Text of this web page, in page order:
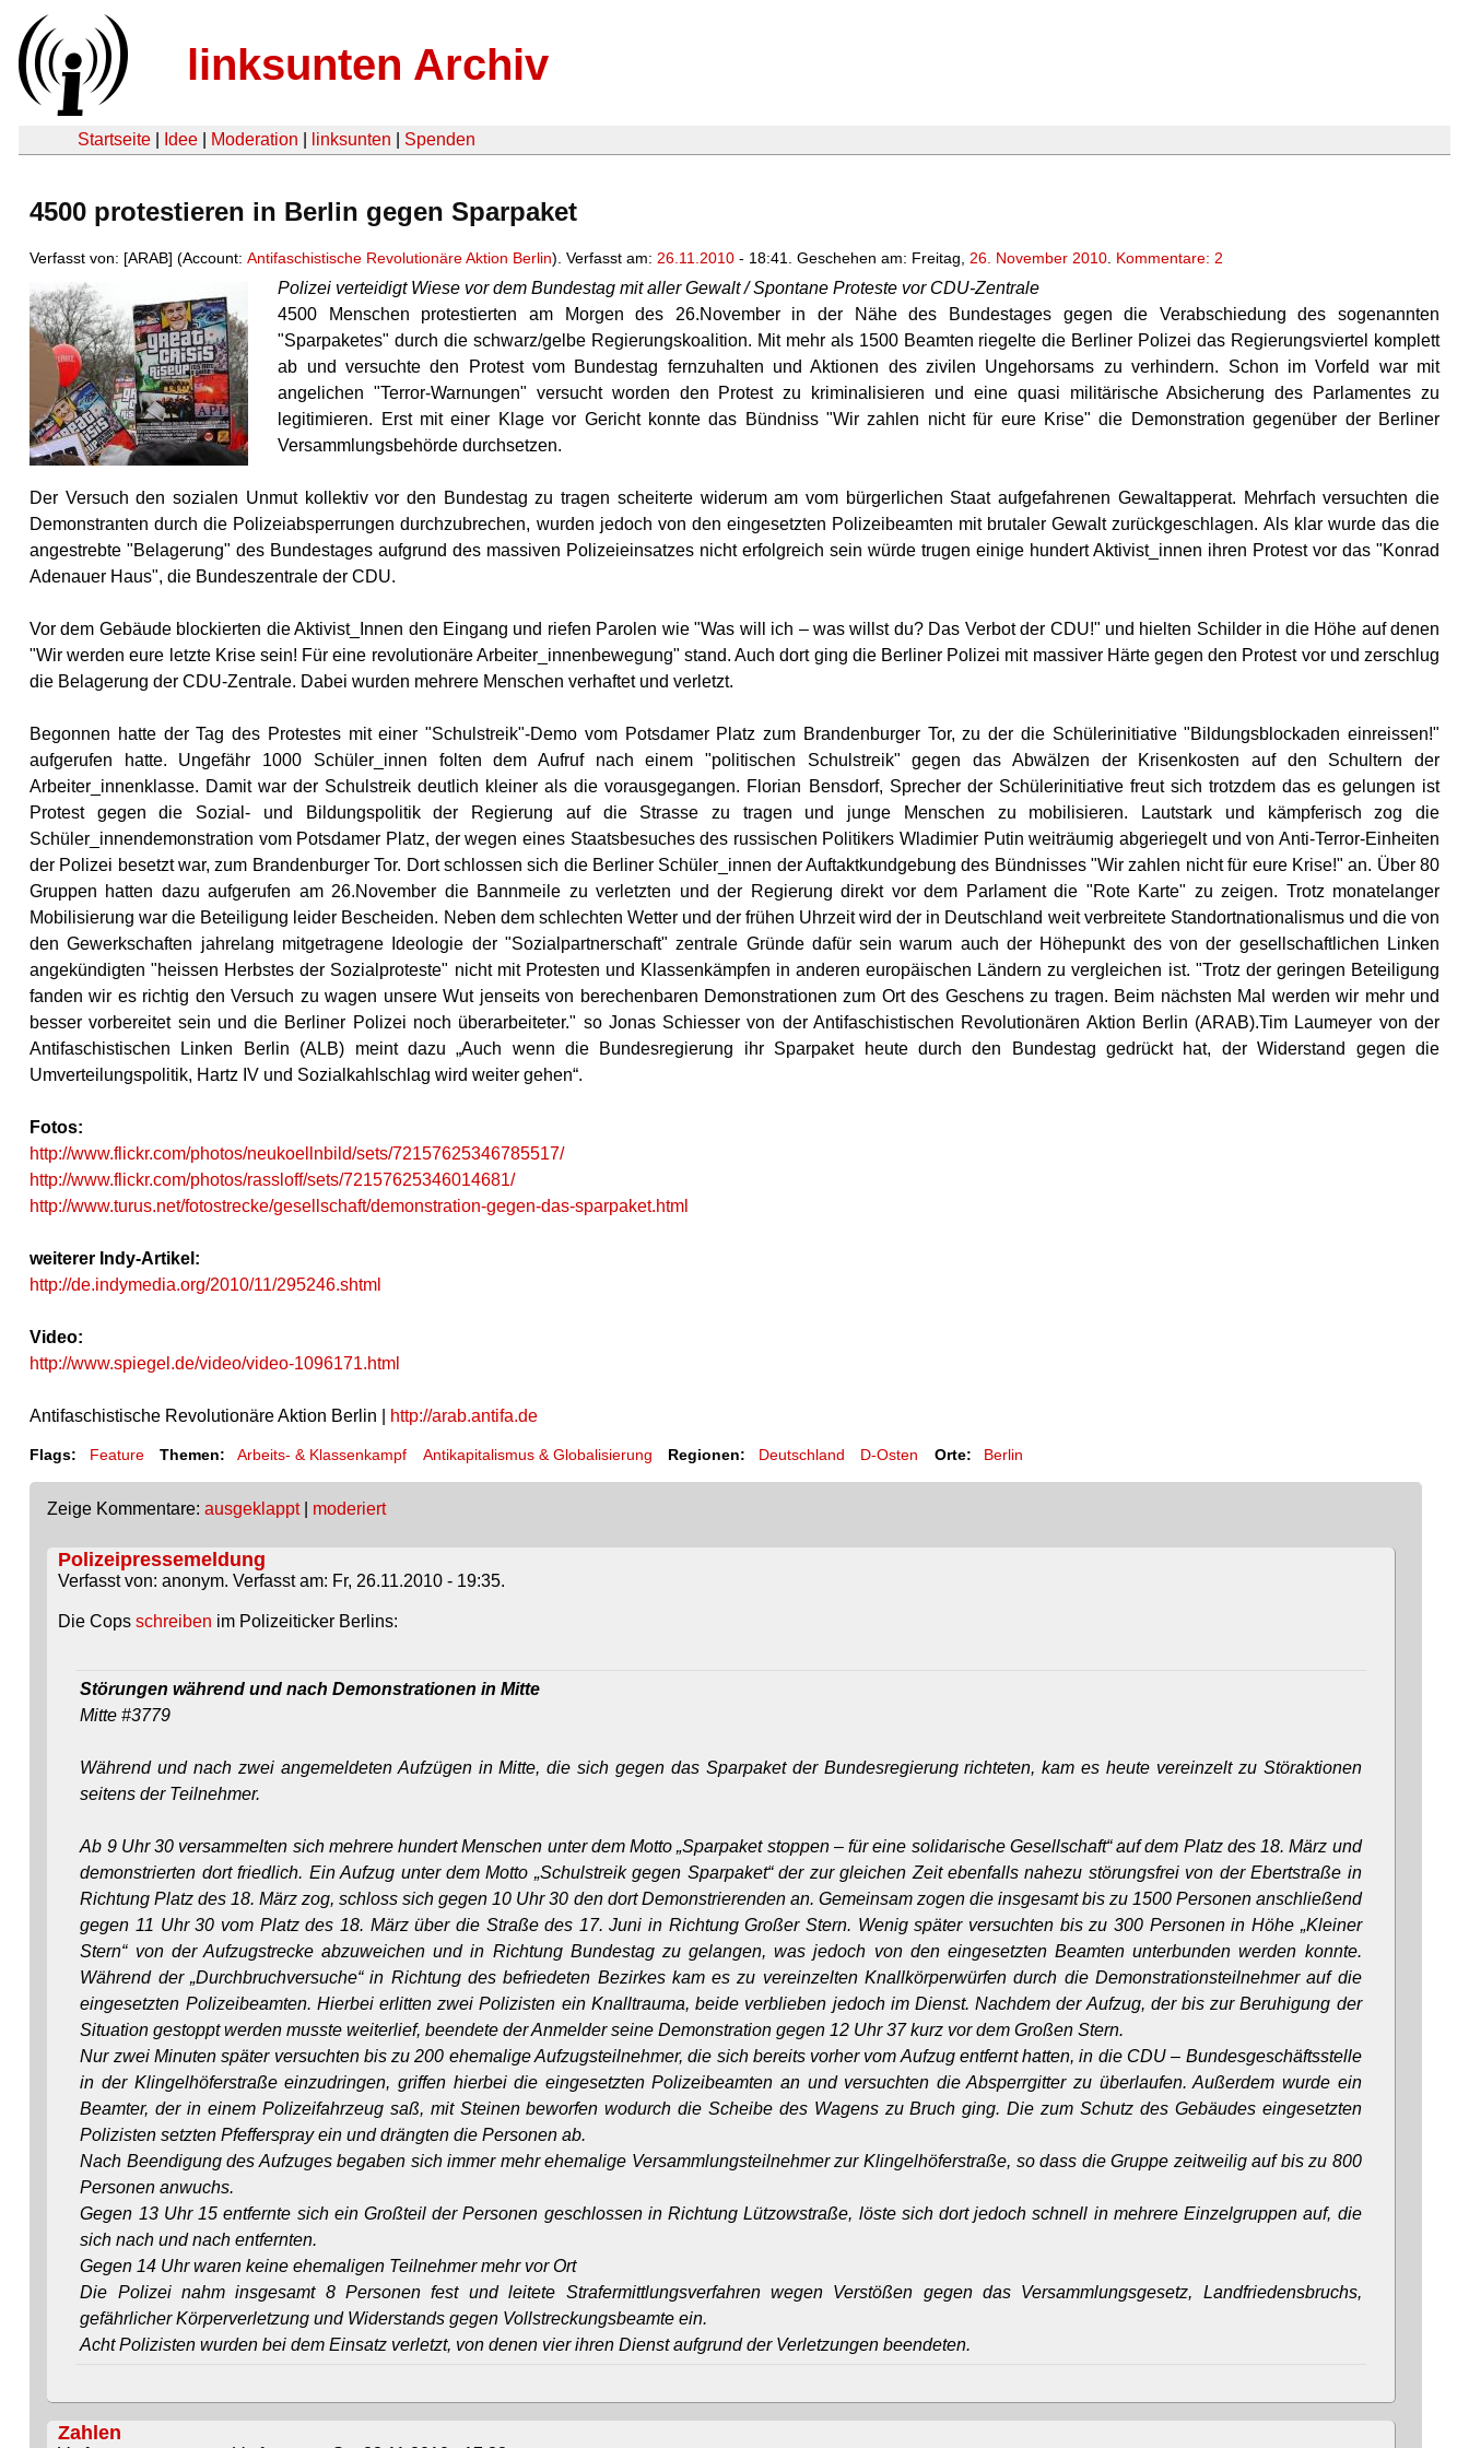
linksunten Archiv
Startseite Idee Moderation linksunten Spenden
4500 protestieren in Berlin gegen Sparpaket
Verfasst von: [ARAB] (Account: Antifaschistische Revolutionäre Aktion Berlin). Verfasst am: 26.11.2010 - 18:41. Geschehen am: Freitag, 26. November 2010 Kommentare: 2
Polizei verteidigt Wiese vor dem Bundestag mit aller Gewalt / Spontane Proteste vor CDU-Zentrale
4500 Menschen protestierten am Morgen des 26.November in der Nähe des Bundestages gegen die Verabschiedung des sogenannten
"Sparpaketes" durch die schwarz/gelbe Regierungskoalition. Mit mehr als 1500 Beamten riegelte die Berliner Polizei das Regierungsviertel komplett
ab und versuchte den Protest vom Bundestag fernzuhalten und Aktionen des zivilen Ungehorsams zu verhindern. Schon im Vorfeld war mit
angelichen "Terror-Warnungen" versucht worden den Protest zu kriminalisieren und eine quasi militärische Absicherung des Parlamentes zu
legitimieren. Erst mit einer Klage vor Gericht konnte das Bündniss "Wir zahlen nicht für eure Krise" die Demonstration gegenüber der Berliner
Versammlungsbehörde durchsetzen.
Der Versuch den sozialen Unmut kollektiv vor den Bundestag zu tragen scheiterte widerum am vom bürgerlichen Staat aufgefahrenen Gewaltapperat. Mehrfach versuchten die
Demonstranten durch die Polizeiabsperrungen durchzubrechen, wurden jedoch von den eingesetzten Polizeibeamten mit brutaler Gewalt zurückgeschlagen. Als klar wurde das die
angestrebte "Belagerung" des Bundestages aufgrund des massiven Polizeieinsatzes nicht erfolgreich sein würde trugen einige hundert Aktivist_innen ihren Protest vor das "Konrad
Adenauer Haus", die Bundeszentrale der CDU.
Vor dem Gebäude blockierten die Aktivist_Innen den Eingang und riefen Parolen wie "Was will ich – was willst du? Das Verbot der CDU!" und hielten Schilder in die Höhe auf denen
"Wir werden eure letzte Krise sein! Für eine revolutionäre Arbeiter_innenbewegung" stand. Auch dort ging die Berliner Polizei mit massiver Härte gegen den Protest vor und zerschlug
die Belagerung der CDU-Zentrale. Dabei wurden mehrere Menschen verhaftet und verletzt.
Begonnen hatte der Tag des Protestes mit einer "Schulstreik"-Demo vom Potsdamer Platz zum Brandenburger Tor, zu der die Schülerinitiative "Bildungsblockaden einreissen!"
aufgerufen hatte. Ungefähr 1000 Schüler_innen folten dem Aufruf nach einem "politischen Schulstreik" gegen das Abwälzen der Krisenkosten auf den Schultern der
Arbeiter_innenklasse. Damit war der Schulstreik deutlich kleiner als die vorausgegangen. Florian Bensdorf, Sprecher der Schülerinitiative freut sich trotzdem das es gelungen ist
Protest gegen die Sozial- und Bildungspolitik der Regierung auf die Strasse zu tragen und junge Menschen zu mobilisieren. Lautstark und kämpferisch zog die
Schüler_innendemonstration vom Potsdamer Platz, der wegen eines Staatsbesuches des russischen Politikers Wladimier Putin weiträumig abgeriegelt und von Anti-Terror-Einheiten
der Polizei besetzt war, zum Brandenburger Tor. Dort schlossen sich die Berliner Schüler_innen der Auftaktkundgebung des Bündnisses "Wir zahlen nicht für eure Krise!" an. Über 80
Gruppen hatten dazu aufgerufen am 26.November die Bannmeile zu verletzten und der Regierung direkt vor dem Parlament die "Rote Karte" zu zeigen. Trotz monatelanger
Mobilisierung war die Beteiligung leider Bescheiden. Neben dem schlechten Wetter und der frühen Uhrzeit wird der in Deutschland weit verbreitete Standortnationalismus und die von
den Gewerkschaften jahrelang mitgetragene Ideologie der "Sozialpartnerschaft" zentrale Gründe dafür sein warum auch der Höhepunkt des von der gesellschaftlichen Linken
angekündigten "heissen Herbstes der Sozialproteste" nicht mit Protesten und Klassenkämpfen in anderen europäischen Ländern zu vergleichen ist. "Trotz der geringen Beteiligung
fanden wir es richtig den Versuch zu wagen unsere Wut jenseits von berechenbaren Demonstrationen zum Ort des Geschens zu tragen. Beim nächsten Mal werden wir mehr und
besser vorbereitet sein und die Berliner Polizei noch überarbeiteter." so Jonas Schiesser von der Antifaschistischen Revolutionären Aktion Berlin (ARAB).Tim Laumeyer von der
Antifaschistischen Linken Berlin (ALB) meint dazu „Auch wenn die Bundesregierung ihr Sparpaket heute durch den Bundestag gedrückt hat, der Widerstand gegen die
Umverteilungspolitik, Hartz IV und Sozialkahlschlag wird weiter gehen“.
Fotos:
http://www.flickr.com/photos/neukoellnbild/sets/72157625346785517/
http://www.flickr.com/photos/rassloff/sets/72157625346014681/
http://www.turus.net/fotostrecke/gesellschaft/demonstration-gegen-das-sparpaket.html
weiterer Indy-Artikel:
http://de.indymedia.org/2010/11/295246.shtml
Video:
http://www.spiegel.de/video/video-1096171.html
Antifaschistische Revolutionäre Aktion Berlin | http://arab.antifa.de
Flags: Feature Themen: Arbeits- & Klassenkampf Antikapitalismus & Globalisierung Regionen: Deutschland D-Osten Orte: Berlin
Zeige Kommentare: ausgeklappt| moderiert
Polizeipressemeldung
Verfasst von: anonym. Verfasst am: Fr, 26.11.2010 - 19:35.
Die Cops schreiben im Polizeiticker Berlins:
Störungen während und nach Demonstrationen in Mitte
Mitte #3779
Während und nach zwei angemeldeten Aufzügen in Mitte, die sich gegen das Sparpaket der Bundesregierung richteten, kam es heute vereinzelt zu Störaktionen
seitens der Teilnehmer.
Ab 9 Uhr 30 versammelten sich mehrere hundert Menschen unter dem Motto „Sparpaket stoppen – für eine solidarische Gesellschaft“ auf dem Platz des 18. März und
demonstrierten dort friedlich. Ein Aufzug unter dem Motto „Schulstreik gegen Sparpaket“ der zur gleichen Zeit ebenfalls nahezu störungsfrei von der Ebertstraße in
Richtung Platz des 18. März zog, schloss sich gegen 10 Uhr 30 den dort Demonstrierenden an. Gemeinsam zogen die insgesamt bis zu 1500 Personen anschließend
gegen 11 Uhr 30 vom Platz des 18. März über die Straße des 17. Juni in Richtung Großer Stern. Wenig später versuchten bis zu 300 Personen in Höhe „Kleiner
Stern“ von der Aufzugstrecke abzuweichen und in Richtung Bundestag zu gelangen, was jedoch von den eingesetzten Beamten unterbunden werden konnte.
Während der „Durchbruchversuche“ in Richtung des befriedeten Bezirkes kam es zu vereinzelten Knallkörperwürfen durch die Demonstrationsteilnehmer auf die
eingesetzten Polizeibeamten. Hierbei erlitten zwei Polizisten ein Knalltrauma, beide verblieben jedoch im Dienst. Nachdem der Aufzug, der bis zur Beruhigung der
Situation gestoppt werden musste weiterlief, beendete der Anmelder seine Demonstration gegen 12 Uhr 37 kurz vor dem Großen Stern.
Nur zwei Minuten später versuchten bis zu 200 ehemalige Aufzugsteilnehmer, die sich bereits vorher vom Aufzug entfernt hatten, in die CDU – Bundesgeschäftsstelle
in der Klingelhöferstraße einzudringen, griffen hierbei die eingesetzten Polizeibeamten an und versuchten die Absperrgitter zu überlaufen. Außerdem wurde ein
Beamter, der in einem Polizeifahrzeug saß, mit Steinen beworfen wodurch die Scheibe des Wagens zu Bruch ging. Die zum Schutz des Gebäudes eingesetzten
Polizisten setzten Pfefferspray ein und drängten die Personen ab.
Nach Beendigung des Aufzuges begaben sich immer mehr ehemalige Versammlungsteilnehmer zur Klingelhöferstraße, so dass die Gruppe zeitweilig auf bis zu 800
Personen anwuchs.
Gegen 13 Uhr 15 entfernte sich ein Großteil der Personen geschlossen in Richtung Lützowstraße, löste sich dort jedoch schnell in mehrere Einzelgruppen auf, die
sich nach und nach entfernten.
Gegen 14 Uhr waren keine ehemaligen Teilnehmer mehr vor Ort
Die Polizei nahm insgesamt 8 Personen fest und leitete Strafermittlungsverfahren wegen Verstößen gegen das Versammlungsgesetz, Landfriedensbruchs,
gefährlicher Körperverletzung und Widerstands gegen Vollstreckungsbeamte ein.
Acht Polizisten wurden bei dem Einsatz verletzt, von denen vier ihren Dienst aufgrund der Verletzungen beendeten.
Zahlen